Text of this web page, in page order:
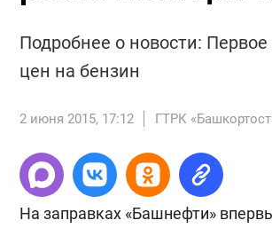
Подробнее о новости:
цен на бензин
2 июня 2015, 17:12 ГТРК
На заправках «Башнефти»